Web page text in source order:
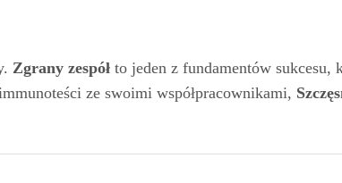
Zgrany zespół to jeden z fundamentów sukcesu,
ze swoimi współpracownikami,